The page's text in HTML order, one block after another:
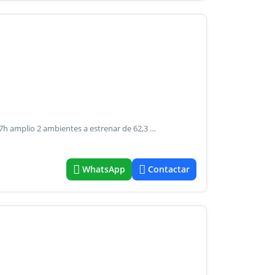
Visitalo sin cita previa jueves de 12 a 18h sábado de 10 a 17h amplio 2 ambientes a estrenar de 62,3 m² con balcón, en el encantador barrio de balvanera. Ubicado en el frente del edificio, su estética se conjuga con materiales sólidos y detalles en tonos grises en su carpintería interior. Con la ventaja de estar conectado por múltiples medios de transporte —3 líneas de subte, colectivos y acceso al metrobús—, el proyecto se desarrolla en 12 pisos con 56 unidades de 1 y 2 ambientes, además de dos locales comerciales en planta baja. Al ser apto profesional, se presenta como una opción ideal tanto para vivir como para oficinas o consultorios. Amenities laundry | 2 terrazas con pérgola | parrillas | duchas | solárium/deck | lockers | 2 locales comerciales qbo tu primer depto, sin vueltas
WhatsApp Contactar